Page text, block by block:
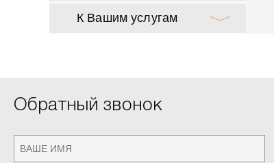
К Вашим услугам
Обратный звонок